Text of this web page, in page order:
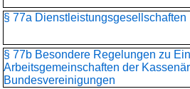
§ 77a Dienstleistungsgesellschaften
§ 77b Besondere Regelungen zu
Arbeitsgemeinschaften der
Bundesvereinigungen